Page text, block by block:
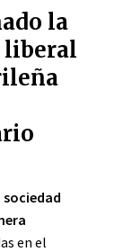
la
liberal
sociedad
en el